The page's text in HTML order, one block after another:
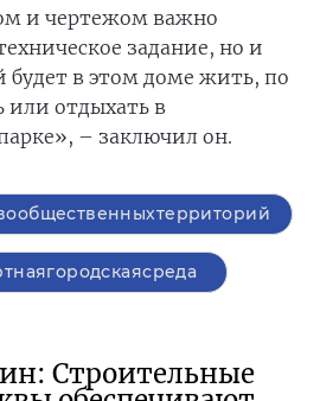
и чертежом важно
задание, но и
будет в этом доме жить, по
или отдыхать в
– заключил он.
Строительные